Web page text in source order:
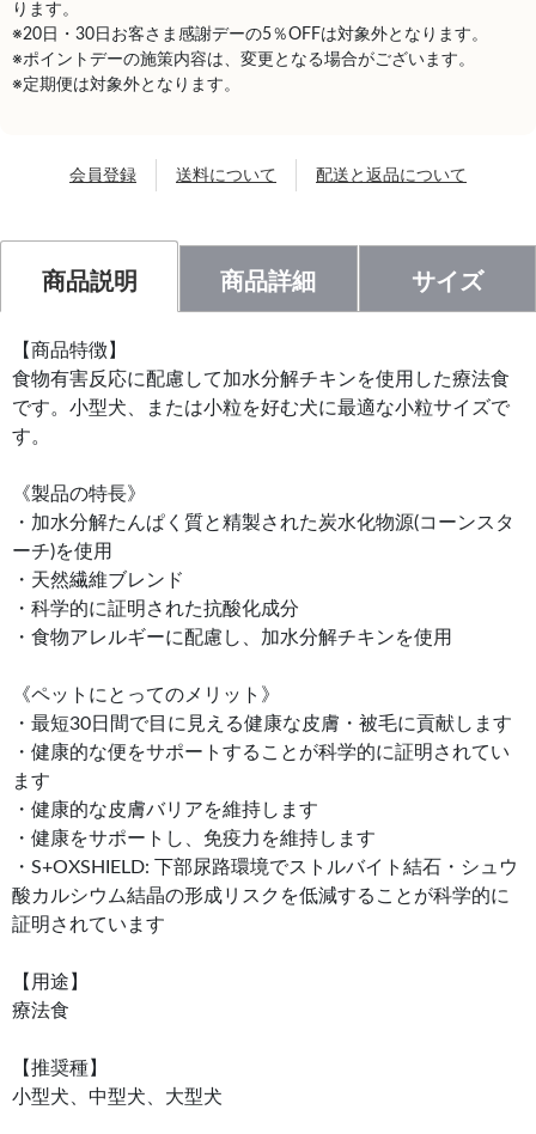
ります。
※20日・30日お客さま感謝デーの5％OFFは対象外となります。
※ポイントデーの施策内容は、変更となる場合がございます。
※定期便は対象外となります。
会員登録 送料について 配送と返品について
商品説明 商品詳細 サイズ
【商品特徴】
食物有害反応に配慮して加水分解チキンを使用した療法食
です。小型犬、または小粒を好む犬に最適な小粒サイズで
す。
《製品の特長》
・加水分解たんぱく質と精製された炭水化物源(コーンスタ
ーチ)を使用
・天然繊維ブレンド
・科学的に証明された抗酸化成分
・食物アレルギーに配慮し、加水分解チキンを使用
《ペットにとってのメリット》
・最短30日間で目に見える健康な皮膚・被毛に貢献します
・健康的な便をサポートすることが科学的に証明されてい
ます
・健康的な皮膚バリアを維持します
・健康をサポートし、免疫力を維持します
・S+OXSHIELD: 下部尿路環境でストルバイト結石・シュウ
酸カルシウム結晶の形成リスクを低減することが科学的に
証明されています
【用途】
療法食
【推奨種】
小型犬、中型犬、大型犬